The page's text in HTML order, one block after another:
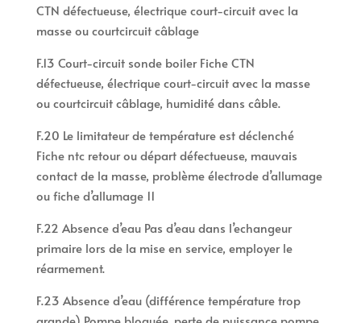
CTN défectueuse, électrique court-circuit avec la
masse ou courtcircuit câblage
F.13 Court-circuit sonde boiler Fiche CTN
défectueuse, électrique court-circuit avec la masse
ou courtcircuit câblage, humidité dans câble.
F.20 Le limitateur de température est déclenché
Fiche ntc retour ou départ défectueuse, mauvais
contact de la masse, problème électrode d’allumage
ou fiche d’allumage 11
F.22 Absence d’eau Pas d’eau dans l’echangeur
primaire lors de la mise en service, employer le
réarmement.
F.23 Absence d’eau (différence température trop